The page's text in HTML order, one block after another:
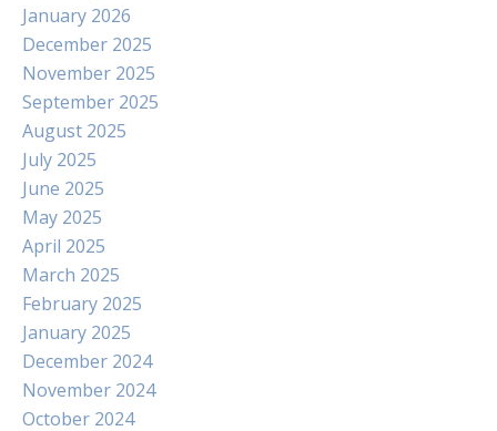
January 2026
December 2025
November 2025
September 2025
August 2025
July 2025
June 2025
May 2025
April 2025
March 2025
February 2025
January 2025
December 2024
November 2024
October 2024